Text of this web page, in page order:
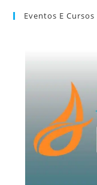
Eventos E Cursos